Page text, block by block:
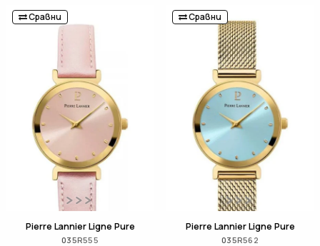
Сравни
Pierre Lannier Ligne Pure
035R555
Сравни
Pierre Lannier Ligne Pure
035R562